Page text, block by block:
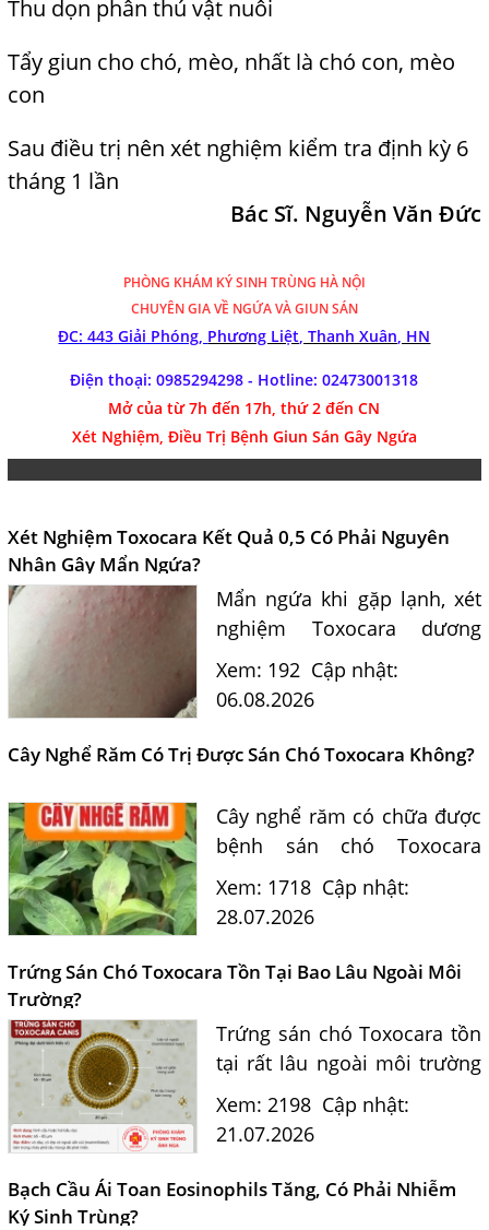
Thu dọn phân thú vật nuôi
Tẩy giun cho chó, mèo, nhất là chó con, mèo
con
Sau điều trị nên xét nghiệm kiểm tra định kỳ 6
tháng 1 lần
Bác Sĩ. Nguyễn Văn Đức
PHÒNG KHÁM KÝ SINH TRÙNG HÀ NỘI
CHUYÊN GIA VỀ NGỨA VÀ GIUN SÁN
ĐC: 443 Giải Phóng, Phương Liệt, Thanh Xuân, HN
Điện thoại: 0985294298 - Hotline:02473001318
Mở của từ 7h đến 17h, thứ 2 đến CN
Xét Nghiệm, Điều Trị Bệnh Giun Sán Gây Ngứa
Xét Nghiệm Toxocara Kết Quả 0,5 Có Phải Nguyên
Nhân Gây Mẩn Ngứa?
Mẩn ngứa khi gặp lạnh, xét
nghiệm Toxocara dương
tính 0,5 có phải nguyên
nhân? Tiến sĩ Bác sĩ Nguyễn
điều trị và phòng ngừa sán...
Xem: 192 Cập nhật:
06.08.2026
Cây Nghể Răm Có Trị Được Sán Chó Toxocara Không?
Cây nghể răm có chữa được
bệnh sán chó Toxocara
không? Tiến sĩ Bác sĩ
Nguyễn Hằng Lan giải đáp
học và hướng dẫn điều trị
Xem: 1718 Cập nhật:
28.07.2026
Trứng Sán Chó Toxocara Tồn Tại Bao Lâu Ngoài Môi
Trường?
Trứng sán chó Toxocara tồn
tại rất lâu ngoài môi trường
và là nguồn lây nhiễm nguy
hiểm cho con người. Tiến sĩ
vấn cách nhận biết...
Xem: 2198 Cập nhật:
21.07.2026
Bạch Cầu Ái Toan Eosinophils Tăng, Có Phải Nhiễm
Ký Sinh Trùng?